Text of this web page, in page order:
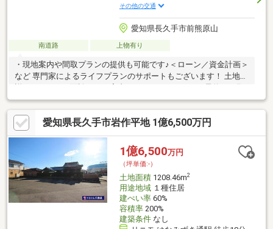
その他の交通
愛知県長久手市前熊原山
南道路 上物有り
・現地案内や間取プランの提供も可能です♪＜ローン／資金計画＞
など 専門家によるライフプランのサポートもございます！ 土地の
詳細については面談にてご案内しておりますので、ご予約をお願
い致します。
愛知県長久手市岩作平地 1億6,500万円
1億6,500万円
（坪単価:-）
土地面積1208.46m2
用途地域１種住居
建ぺい率60%
容積率200%
建築条件なし